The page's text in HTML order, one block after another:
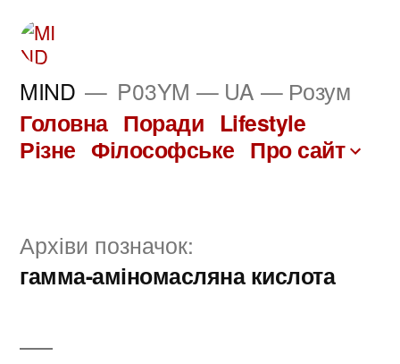
Перейти
вмісту
MIND P03YM — UA — Розум
Головна Поради Lifestyle
Різне Філософське Про сайт
Архіви позначок:
гамма-аміномасляна кислота